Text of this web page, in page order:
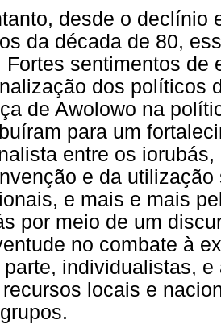
desde o declínio
da década de 80,
Fortes sentimentos de
dos políticos
de Awolowo na
para um
entre os
e da
e mais e mais
por meio de um
no combate à
parte, individualistas,
locais e